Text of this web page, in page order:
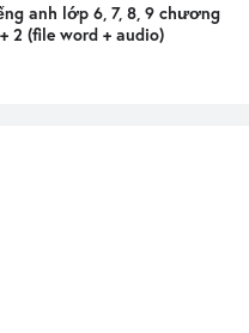
anh lớp 6, 7, 8, 9 chương
2 (file word + audio)